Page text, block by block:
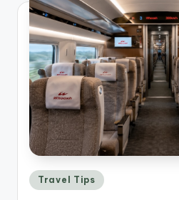
Posted
in
Travel Tips